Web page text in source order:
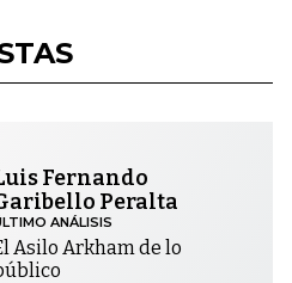
Fernando
Peralta
ANÁLISIS
Asilo Arkham de lo